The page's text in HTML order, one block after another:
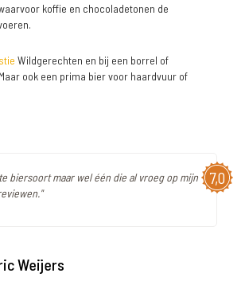
koffie en chocoladetonen de
Wildgerechten en bij een borrel of
ook een prima bier voor haardvuur of
7,0
biersoort maar wel één die al vroeg op mijn
Weijers